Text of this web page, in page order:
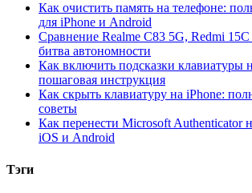
Как очистить память на телефоне:
для iPhone и Android
Сравнение Realme C83 5G, Redmi
битва автономности
Как включить подсказки клавиатуры
пошаговая инструкция
Как скрыть клавиатуру на iPhone:
советы
Как перенести Microsoft Authenticator
iOS и Android
Тэги